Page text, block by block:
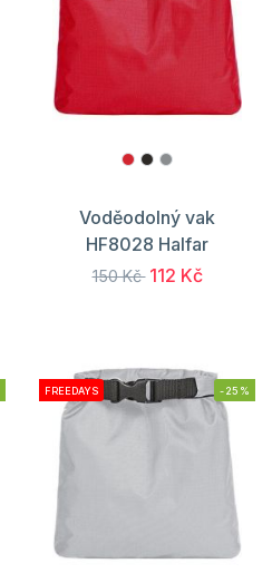
Voděodolný vak
HF8028 Halfar
150 Kč 112 Kč
FREEDAYS -25%